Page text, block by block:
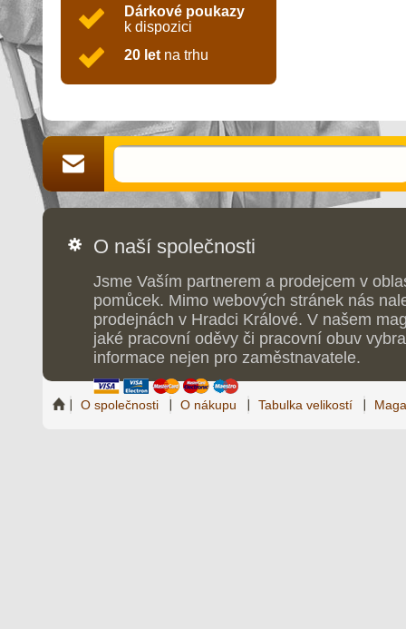
Dárkové poukazy
k dispozici
20 let na trhu
O naší společnosti
Jsme Vaším partnerem a prodejcem v
pomůcek. Mimo webových stránek nás
prodejnách v Hradci Králové. V našem
jaké pracovní oděvy či pracovní obuv
informace nejen pro zaměstnavatele.
O společnosti O nákupu Tabulka velikostí